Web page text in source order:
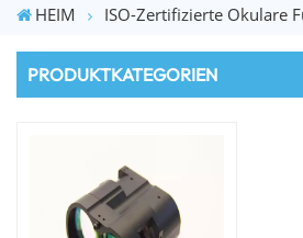
HEIM ISO-Zertifizierte Okulare
PRODUKTKATEGORIEN